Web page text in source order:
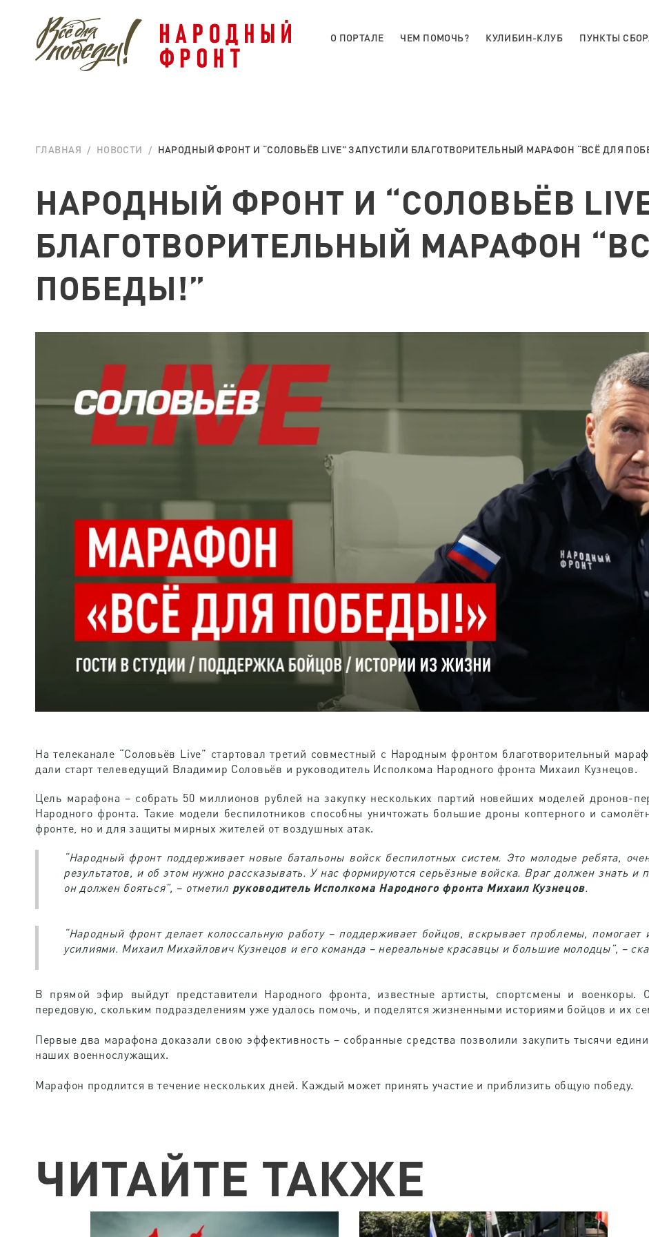
О ПОРТАЛЕ ЧЕМ ПОМОЧЬ? КУЛИБИН-КЛУБ ПУНКТЫ
ГЛАВНАЯ НОВОСТИ НАРОДНЫЙ ФРОНТ И “СОЛОВЬЁВ LIVE” ЗАПУСТИЛИ БЛАГОТВОРИТЕЛЬНЫЙ МАРАФОН “ВСЁ ДЛЯ
НАРОДНЫЙ ФРОНТ И “СОЛОВЬЁВ
БЛАГОТВОРИТЕЛЬНЫЙ МАРАФОН
ПОБЕДЫ!”
На телеканале “Соловьёв Live” стартовал третий совместный с Народным фронтом благотворительный
дали старт телеведущий Владимир Соловьёв и руководитель Исполкома Народного фронта Михаил Кузнецов.
Цель марафона – собрать 50 миллионов рублей на закупку нескольких партий новейших моделей дронов-
Народного фронта. Такие модели беспилотников способны уничтожать большие дроны коптерного и
фронте, но и для защиты мирных жителей от воздушных атак.
“Народный фронт поддерживает новые батальоны войск беспилотных систем. Это молодые ребята,
результатов, и об этом нужно рассказывать. У нас формируются серьёзные войска. Враг должен знать и
он должен бояться”, – отметил руководитель Исполкома Народного фронта Михаил Кузнецов.
“Народный фронт делает колоссальную работу – поддерживает бойцов, вскрывает проблемы,
усилиями. Михаил Михайлович Кузнецов и его команда – нереальные красавцы и большие молодцы”, –
В прямой эфир выйдут представители Народного фронта, известные артисты, спортсмены и военкоры.
передовую, скольким подразделениям уже удалось помочь, и поделятся жизненными историями бойцов и их
Первые два марафона доказали свою эффективность – собранные средства позволили закупить тысячи
наших военнослужащих.
Марафон продлится в течение нескольких дней. Каждый может принять участие и приблизить общую победу.
ЧИТАЙТЕ ТАКЖЕ